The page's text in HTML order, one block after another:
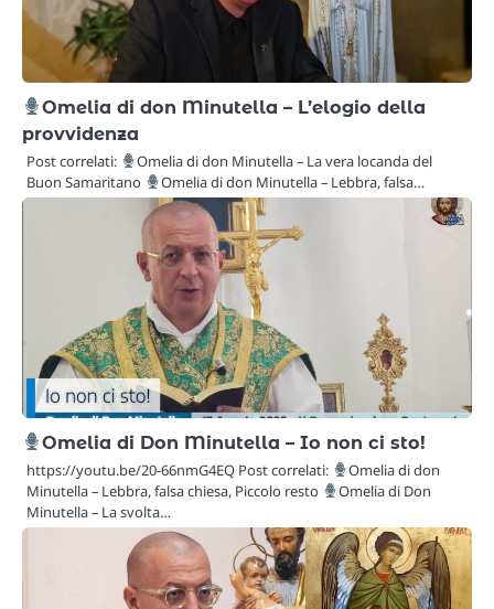
Omelia di don Minutella – L’elogio della
provvidenza
Post correlati:
Omelia di don Minutella – La vera locanda del
Buon Samaritano
Omelia di don Minutella – Lebbra, falsa…
Omelia di Don Minutella – Io non ci sto!
https://youtu.be/20-66nmG4EQ Post correlati:
Omelia di don
Minutella – Lebbra, falsa chiesa, Piccolo resto
Omelia di Don
Minutella – La svolta…